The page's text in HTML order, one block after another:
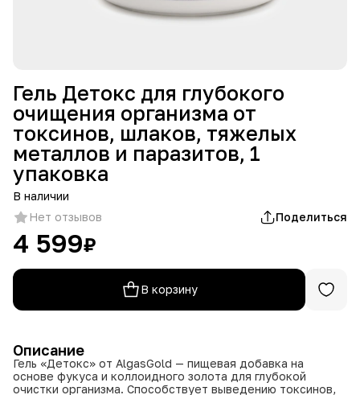
Гель Детокс для глубокого
очищения организма от
токсинов, шлаков, тяжелых
металлов и паразитов, 1
упаковка
В наличии
Нет отзывов
Поделиться
4 599₽
В корзину
Описание
Гель «Детокс» от AlgasGold — пищевая добавка на
основе фукуса и коллоидного золота для глубокой
очистки организма. Способствует выведению токсинов,